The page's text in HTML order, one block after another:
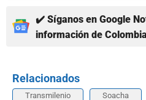
✔️ Síganos en Google
información de
Relacionados
Transmilenio Soacha